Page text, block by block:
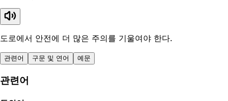
도로에서 안전에 더 많은 주의를 기울여야 한다.
관련어 구문 및 연어 예문
관련어